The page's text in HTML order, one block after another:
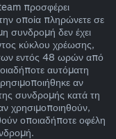
προσφέρει
οποία πληρώνετε σε
συνδρομή δεν έχει
κύκλου χρέωσης,
εντός 48 ωρών από
αυτόματη
αν
της συνδρομής κατά τη
χρησιμοποιηθούν,
οποιαδήποτε οφέλη